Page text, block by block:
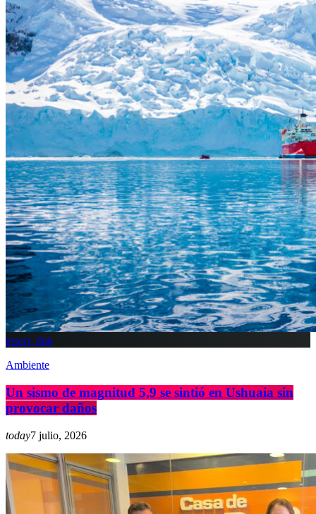
insert_link
Ambiente
Un sismo de magnitud 5,9 se sintió en Ushuaia sin
provocar daños
today7 julio, 2026